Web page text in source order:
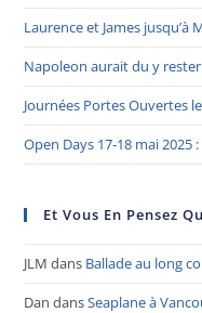
Laurence et James jusqu’à
Napoleon aurait du y rester
Journées Portes Ouvertes
Open Days 17-18 mai 2025
Et Vous En Pensez
JLM dans Ballade au long
Dan dansSeaplane à